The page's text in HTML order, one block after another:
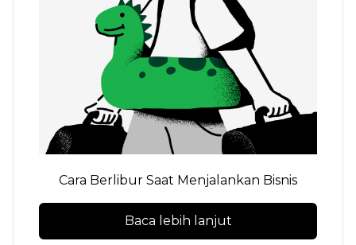
Cara Berlibur Saat Menjalankan Bisnis
Baca lebih lanjut